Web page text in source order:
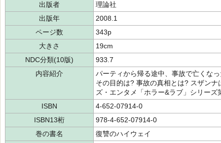
出版者
理論社
出版年
2008.1
ページ数
343p
大きさ
19cm
NDC分類(10版)
933.7
内容紹介
パーティから帰る途中、事故で亡くな
その目的は? 事故の真相とは? スザン
ズ・エンタメ「ホラー&ラブ」シリーズ
ISBN
4-652-07914-0
ISBN13桁
978-4-652-07914-0
巻の書名
復讐のハイウェイ